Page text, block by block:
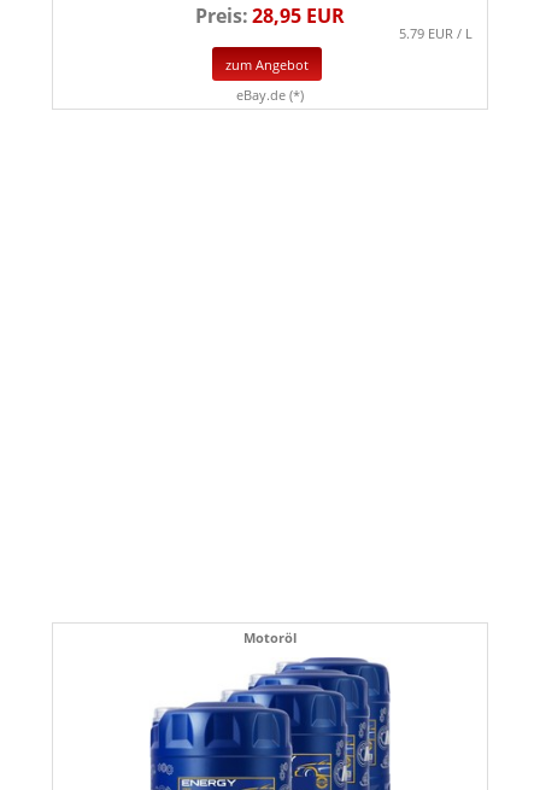
Preis:28,95 EUR
5.79 EUR / L
zum Angebot
eBay.de (*)
Motoröl